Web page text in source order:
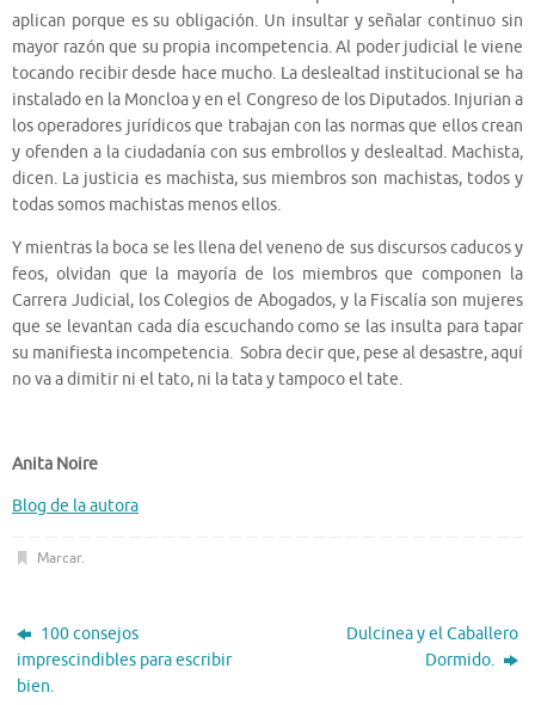
aplican porque es su obligación. Un insultar y señalar continuo sin
mayor razón que su propia incompetencia. Al poder judicial le viene
tocando recibir desde hace mucho. La deslealtad institucional se ha
instalado en la Moncloa y en el Congreso de los Diputados. Injurian a
los operadores jurídicos que trabajan con las normas que ellos crean
y ofenden a la ciudadanía con sus embrollos y deslealtad. Machista,
dicen. La justicia es machista, sus miembros son machistas, todos y
todas somos machistas menos ellos.
Y mientras la boca se les llena del veneno de sus discursos caducos y
feos, olvidan que la mayoría de los miembros que componen la
Carrera Judicial, los Colegios de Abogados, y la Fiscalía son mujeres
que se levantan cada día escuchando como se las insulta para tapar
su manifiesta incompetencia. Sobra decir que, pese al desastre, aquí
no va a dimitir ni el tato, ni la tata y tampoco el tate.
Anita Noire
Blog de la autora
Marcar.
100 consejos
imprescindibles para escribir
bien.
Dulcinea y el Caballero
Dormido.